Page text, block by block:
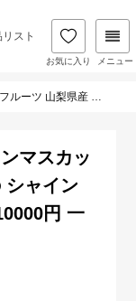
スト
お気に入り メニュー
町 10000円 一万円 9000円 九千円
マスカッ
シャイン
円 一